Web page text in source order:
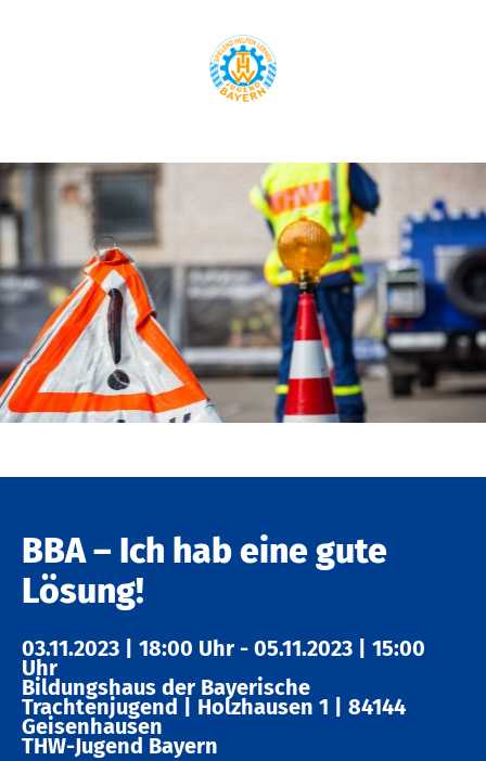
BBA – Ich hab eine gute
Lösung!
03.11.2023 18:00 Uhr - 05.11.2023 15:00
Uhr
Bildungshaus der Bayerische
Trachtenjugend Holzhausen 1 84144
Geisenhausen
THW-Jugend Bayern